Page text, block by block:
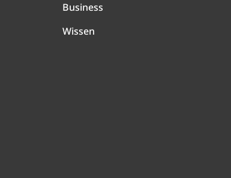
Business
Wissen